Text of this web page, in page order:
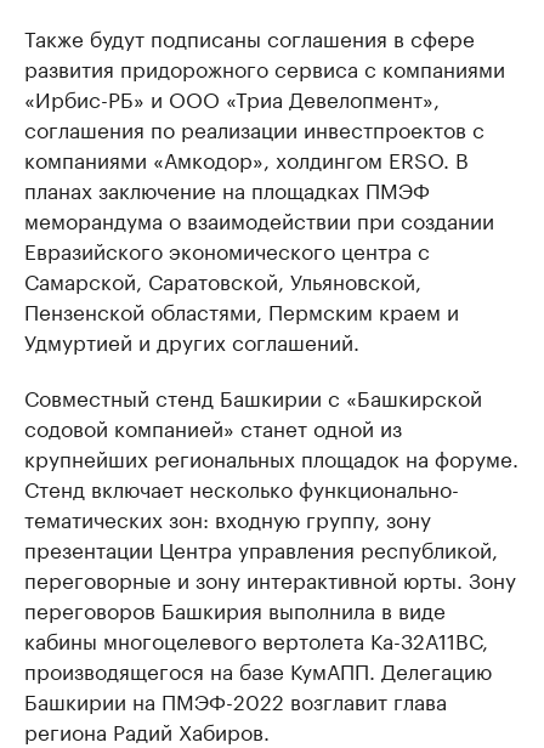
Также будут подписаны соглашения в сфере
развития придорожного сервиса с компаниями
«Ирбис-РБ» и ООО «Триа Девелопмент»,
соглашения по реализации инвестпроектов с
компаниями «Амкодор», холдингом ERSO. В
планах заключение на площадках ПМЭФ
меморандума о взаимодействии при создании
Евразийского экономического центра с
Самарской, Саратовской, Ульяновской,
Пензенской областями, Пермским краем и
Удмуртией и других соглашений.
Совместный стенд Башкирии с «Башкирской
содовой компанией» станет одной из
крупнейших региональных площадок на форуме.
Стенд включает несколько функционально-
тематических зон: входную группу, зону
презентации Центра управления республикой,
переговорные и зону интерактивной юрты. Зону
переговоров Башкирия выполнила в виде
кабины многоцелевого вертолета Ка-32А11ВС,
производящегося на базе КумАПП. Делегацию
Башкирии на ПМЭФ-2022 возглавит глава
региона Радий Хабиров.